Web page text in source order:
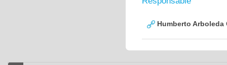
Humberto Arboleda